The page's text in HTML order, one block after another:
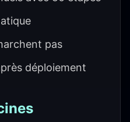
pas
déploiement